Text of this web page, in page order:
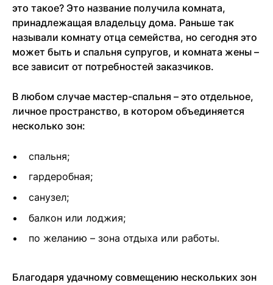
это такое? Это название получила комната,
принадлежащая владельцу дома. Раньше так
называли комнату отца семейства, но сегодня это
может быть и спальня супругов, и комната жены –
все зависит от потребностей заказчиков.
В любом случае мастер-спальня – это отдельное,
личное пространство, в котором объединяется
несколько зон:
спальня;
гардеробная;
санузел;
балкон или лоджия;
по желанию – зона отдыха или работы.
Благодаря удачному совмещению нескольких зон